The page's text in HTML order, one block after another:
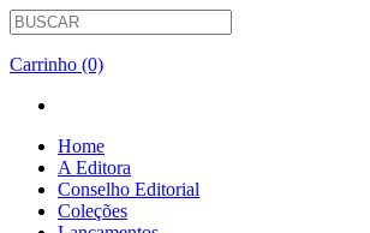
Carrinho (0)
Home
A Editora
Conselho Editorial
Coleções